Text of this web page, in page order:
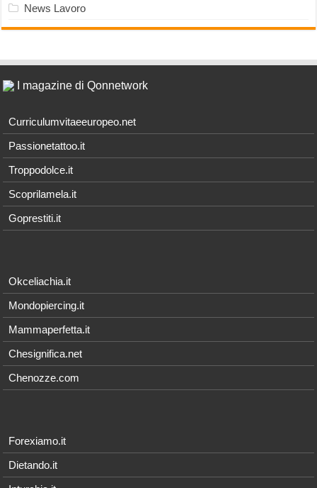
News Lavoro
I magazine di Qonnetwork
Curriculumvitaeeuropeo.net
Passionetattoo.it
Troppodolce.it
Scoprilamela.it
Goprestiti.it
Okceliachia.it
Mondopiercing.it
Mammaperfetta.it
Chesignifica.net
Chenozze.com
Forexiamo.it
Dietando.it